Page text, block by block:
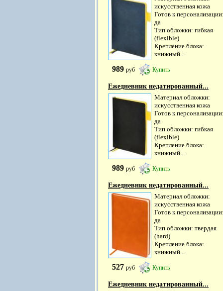
искусственная кожа
Готов к
да
Тип обложки: гибкая
(flexible)
Крепление блока:
книжный...
989 руб Купить
Ежедневник недатированный...
Материал обложки:
искусственная кожа
Готов к
да
Тип обложки: гибкая
(flexible)
Крепление блока:
книжный...
989 руб Купить
Ежедневник недатированный...
Материал обложки:
искусственная кожа
Готов к
да
Тип обложки: твердая
(hard)
Крепление блока:
книжный...
527 руб Купить
Ежедневник недатированный...